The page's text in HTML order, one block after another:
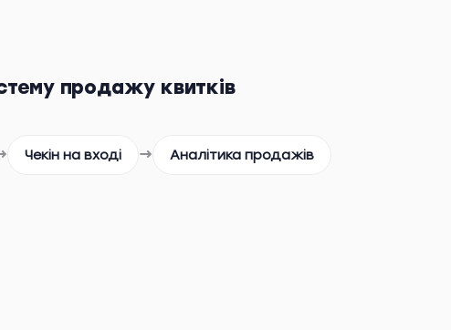
продажу квитків
Чекін на вході → Аналітика продажів